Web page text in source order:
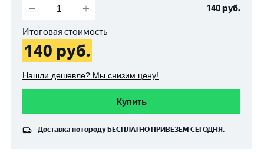
140руб.
Итоговая стоимость
140 руб.
Нашли дешевле? Мы снизим цену!
Купить
Доставка по городу БЕСПЛАТНО ПРИВЕЗЁМ СЕГОДНЯ.